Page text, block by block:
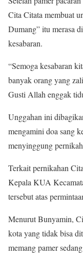
Cita Citata membuat
Dumang” itu merasa
kesabaran.
“Semoga kesabaran
banyak orang yang
Gusti Allah enggak
Unggahan ini
mengamini doa sang
menyinggung
Terkait pernikahan
Kepala KUA
tersebut atas
Menurut Bunyamin,
kota yang tidak bisa
memang pamer